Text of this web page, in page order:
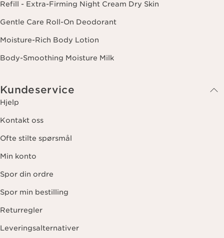
Refill - Extra-Firming Night Cream Dry Skin
Gentle Care Roll-On Deodorant
Moisture-Rich Body Lotion
Body-Smoothing Moisture Milk
Kundeservice
Hjelp
Kontakt oss
Ofte stilte spørsmål
Min konto
Spor din ordre
Spor min bestilling
Returregler
Leveringsalternativer